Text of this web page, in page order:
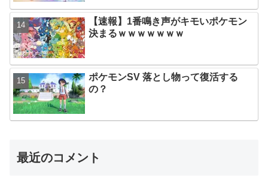
【速報】1番鳴き声がキモいポケモン
決まるｗｗｗｗｗｗｗ
ポケモンSV 落とし物って復活する
の？
最近のコメント